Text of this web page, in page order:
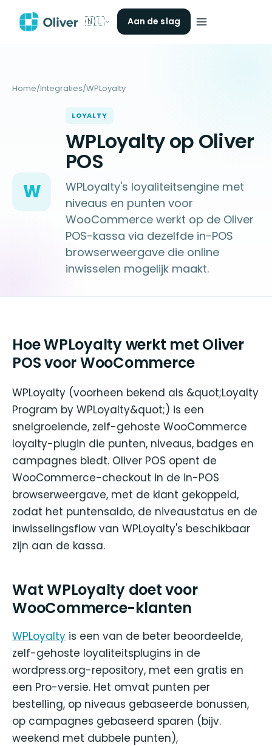
🇳🇱 Aan de slag
Home/Integraties/WPLoyalty
W
LOYALTY
WPLoyalty op Oliver
POS
WPLoyalty's loyaliteitsengine met
niveaus en punten voor
WooCommerce werkt op de Oliver
POS-kassa via dezelfde in-POS
browserweergave die online
inwisselen mogelijk maakt.
Hoe WPLoyalty werkt met Oliver
POS voor WooCommerce
WPLoyalty (voorheen bekend als &quot;Loyalty
Program by WPLoyalty&quot;) is een
snelgroeiende, zelf-gehoste WooCommerce
loyalty-plugin die punten, niveaus, badges en
campagnes biedt. Oliver POS opent de
WooCommerce-checkout in de in-POS
browserweergave, met de klant gekoppeld,
zodat het puntensaldo, de niveaustatus en de
inwisselingsflow van WPLoyalty's beschikbaar
zijn aan de kassa.
Wat WPLoyalty doet voor
WooCommerce-klanten
WPLoyalty is een van de beter beoordeelde,
zelf-gehoste loyaliteitsplugins in de
wordpress.org-repository, met een gratis en
een Pro-versie. Het omvat punten per
bestelling, op niveaus gebaseerde bonussen,
op campagnes gebaseerd sparen (bijv.
weekend met dubbele punten),